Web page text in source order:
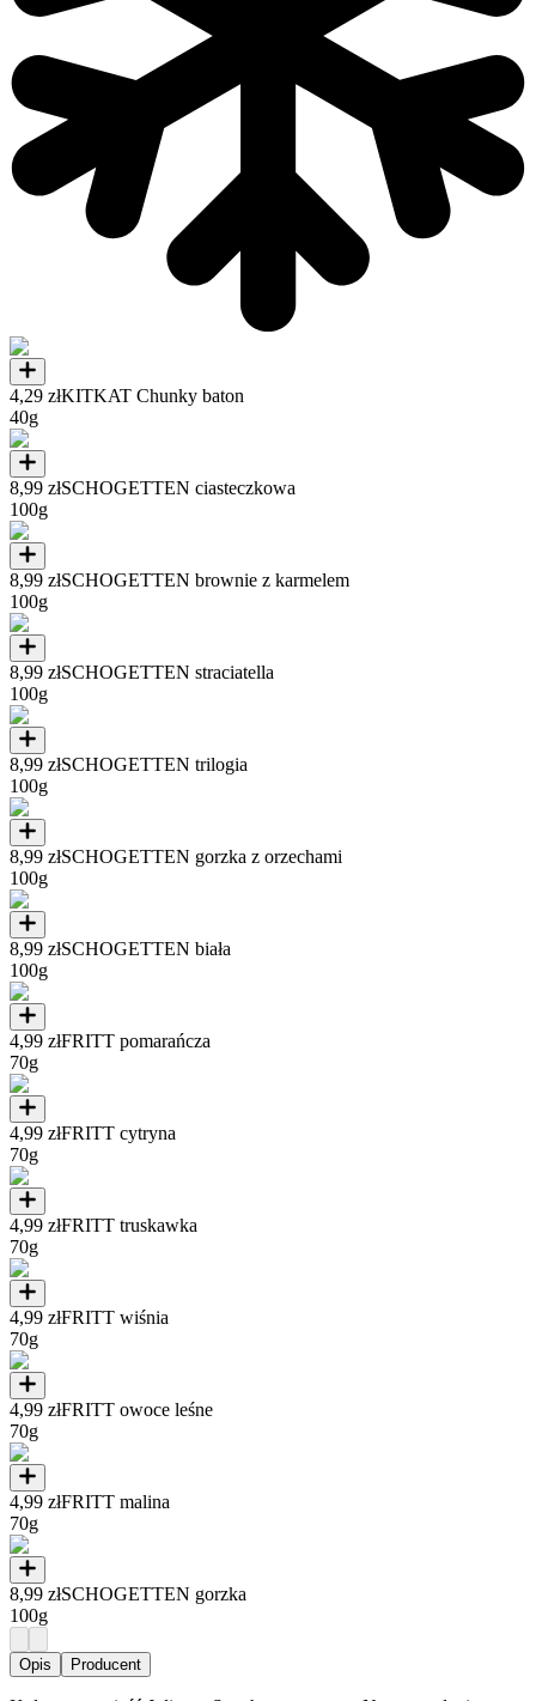
4,29 złKITKAT Chunky baton
40g
8,99 złSCHOGETTEN ciasteczkowa
100g
8,99 złSCHOGETTEN brownie z karmelem
100g
8,99 złSCHOGETTEN straciatella
100g
8,99 złSCHOGETTEN trilogia
100g
8,99 złSCHOGETTEN gorzka z orzechami
100g
8,99 złSCHOGETTEN biała
100g
4,99 złFRITT pomarańcza
70g
4,99 złFRITT cytryna
70g
4,99 złFRITT truskawka
70g
4,99 złFRITT wiśnia
70g
4,99 złFRITT owoce leśne
70g
4,99 złFRITT malina
70g
8,99 złSCHOGETTEN gorzka
100g
Opis Producent